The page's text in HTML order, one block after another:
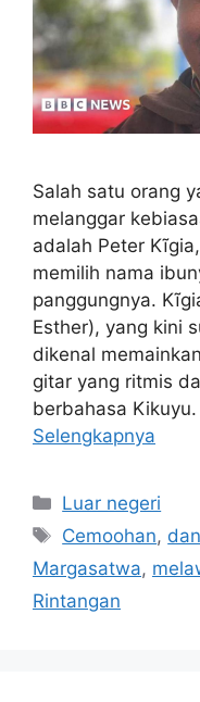
Salah satu orang
melanggar
adalah Peter
memilih nama
panggungnya.
Esther), yang kini
dikenal
gitar yang ritmis
berbahasa
Selengkapnya
Kategori
Luar negeri
Tag
Cemoohan, dan
Margasatwa,
Rintangan